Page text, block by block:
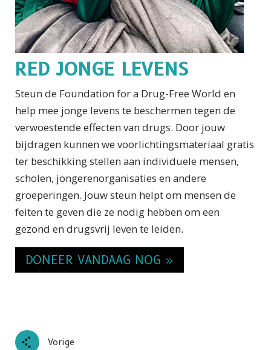
RED JONGE LEVENS
Steun de Foundation for a Drug-Free World en
help mee jonge levens te beschermen tegen de
verwoestende effecten van drugs. Door jouw
bijdragen kunnen we voorlichtings­materiaal gratis
ter beschikking stellen aan individuele mensen,
scholen, jongeren­organisaties en andere
groeperingen. Jouw steun helpt om mensen de
feiten te geven die ze nodig hebben om een
gezond en drugsvrij leven te leiden.
DONEER VANDAAG NOG »
Vorige